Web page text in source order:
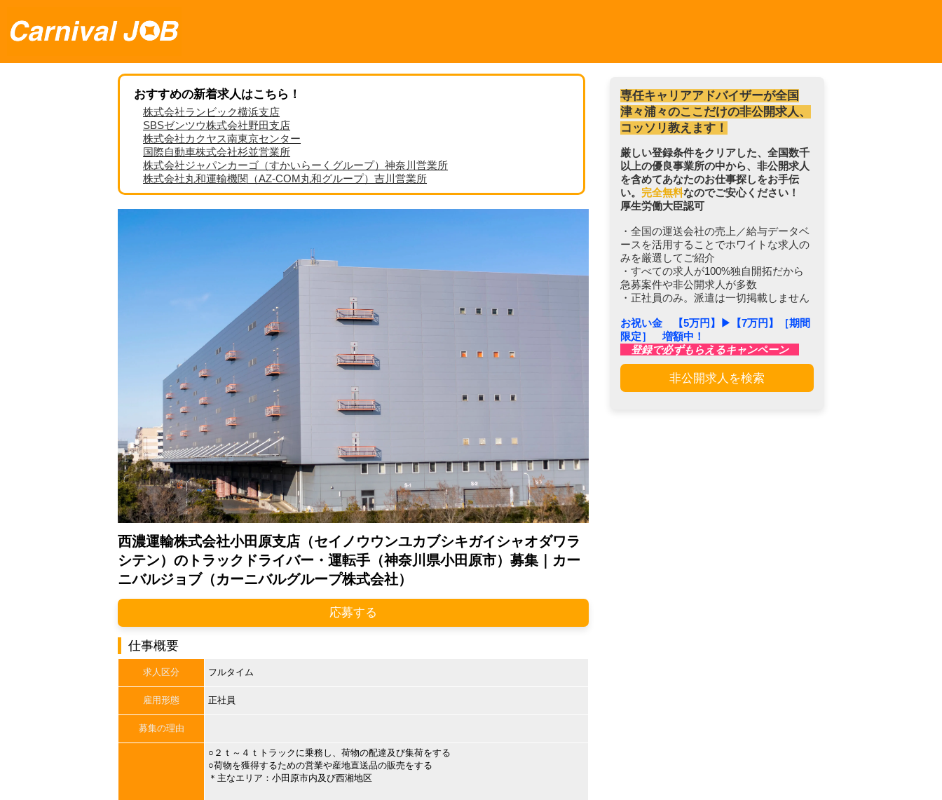
おすすめの新着求人はこちら！
株式会社ランビック横浜支店
SBSゼンツウ株式会社野田支店
株式会社カクヤス南東京センター
国際自動車株式会社杉並営業所
株式会社ジャパンカーゴ（すかいらーくグループ）神奈川営業所
株式会社丸和運輸機関（AZ-COM丸和グループ）吉川営業所
西濃運輸株式会社小田原支店（セイノウウンユカブシキガイシャオダワラ
シテン）のトラックドライバー・運転手（神奈川県小田原市）募集｜カー
ニバルジョブ（カーニバルグループ株式会社）
応募する
仕事概要
求人区分 フルタイム
雇用形態 正社員
募集の理由
○２ｔ～４ｔトラックに乗務し、荷物の配達及び集荷をする
○荷物を獲得するための営業や産地直送品の販売をする
＊主なエリア：小田原市内及び西湘地区
専任キャリアアドバイザーが全国
津々浦々のここだけの非公開求人、
コッソリ教えます！
厳しい登録条件をクリアした、全国数千
以上の優良事業所の中から、非公開求人
を含めてあなたのお仕事探しをお手伝
い。 完全無料なのでご安心ください！
厚生労働大臣認可
・全国の運送会社の売上／給与データベ
ースを活用することでホワイトな求人の
みを厳選してご紹介
・すべての求人が100%独自開拓だから
急募案件や非公開求人が多数
・正社員のみ。派遣は一切掲載しません
お祝い金 【5万円】▶︎【7万円】［期間
限定］ 増額中！
登録で必ずもらえるキャンペーン
非公開求人を検索